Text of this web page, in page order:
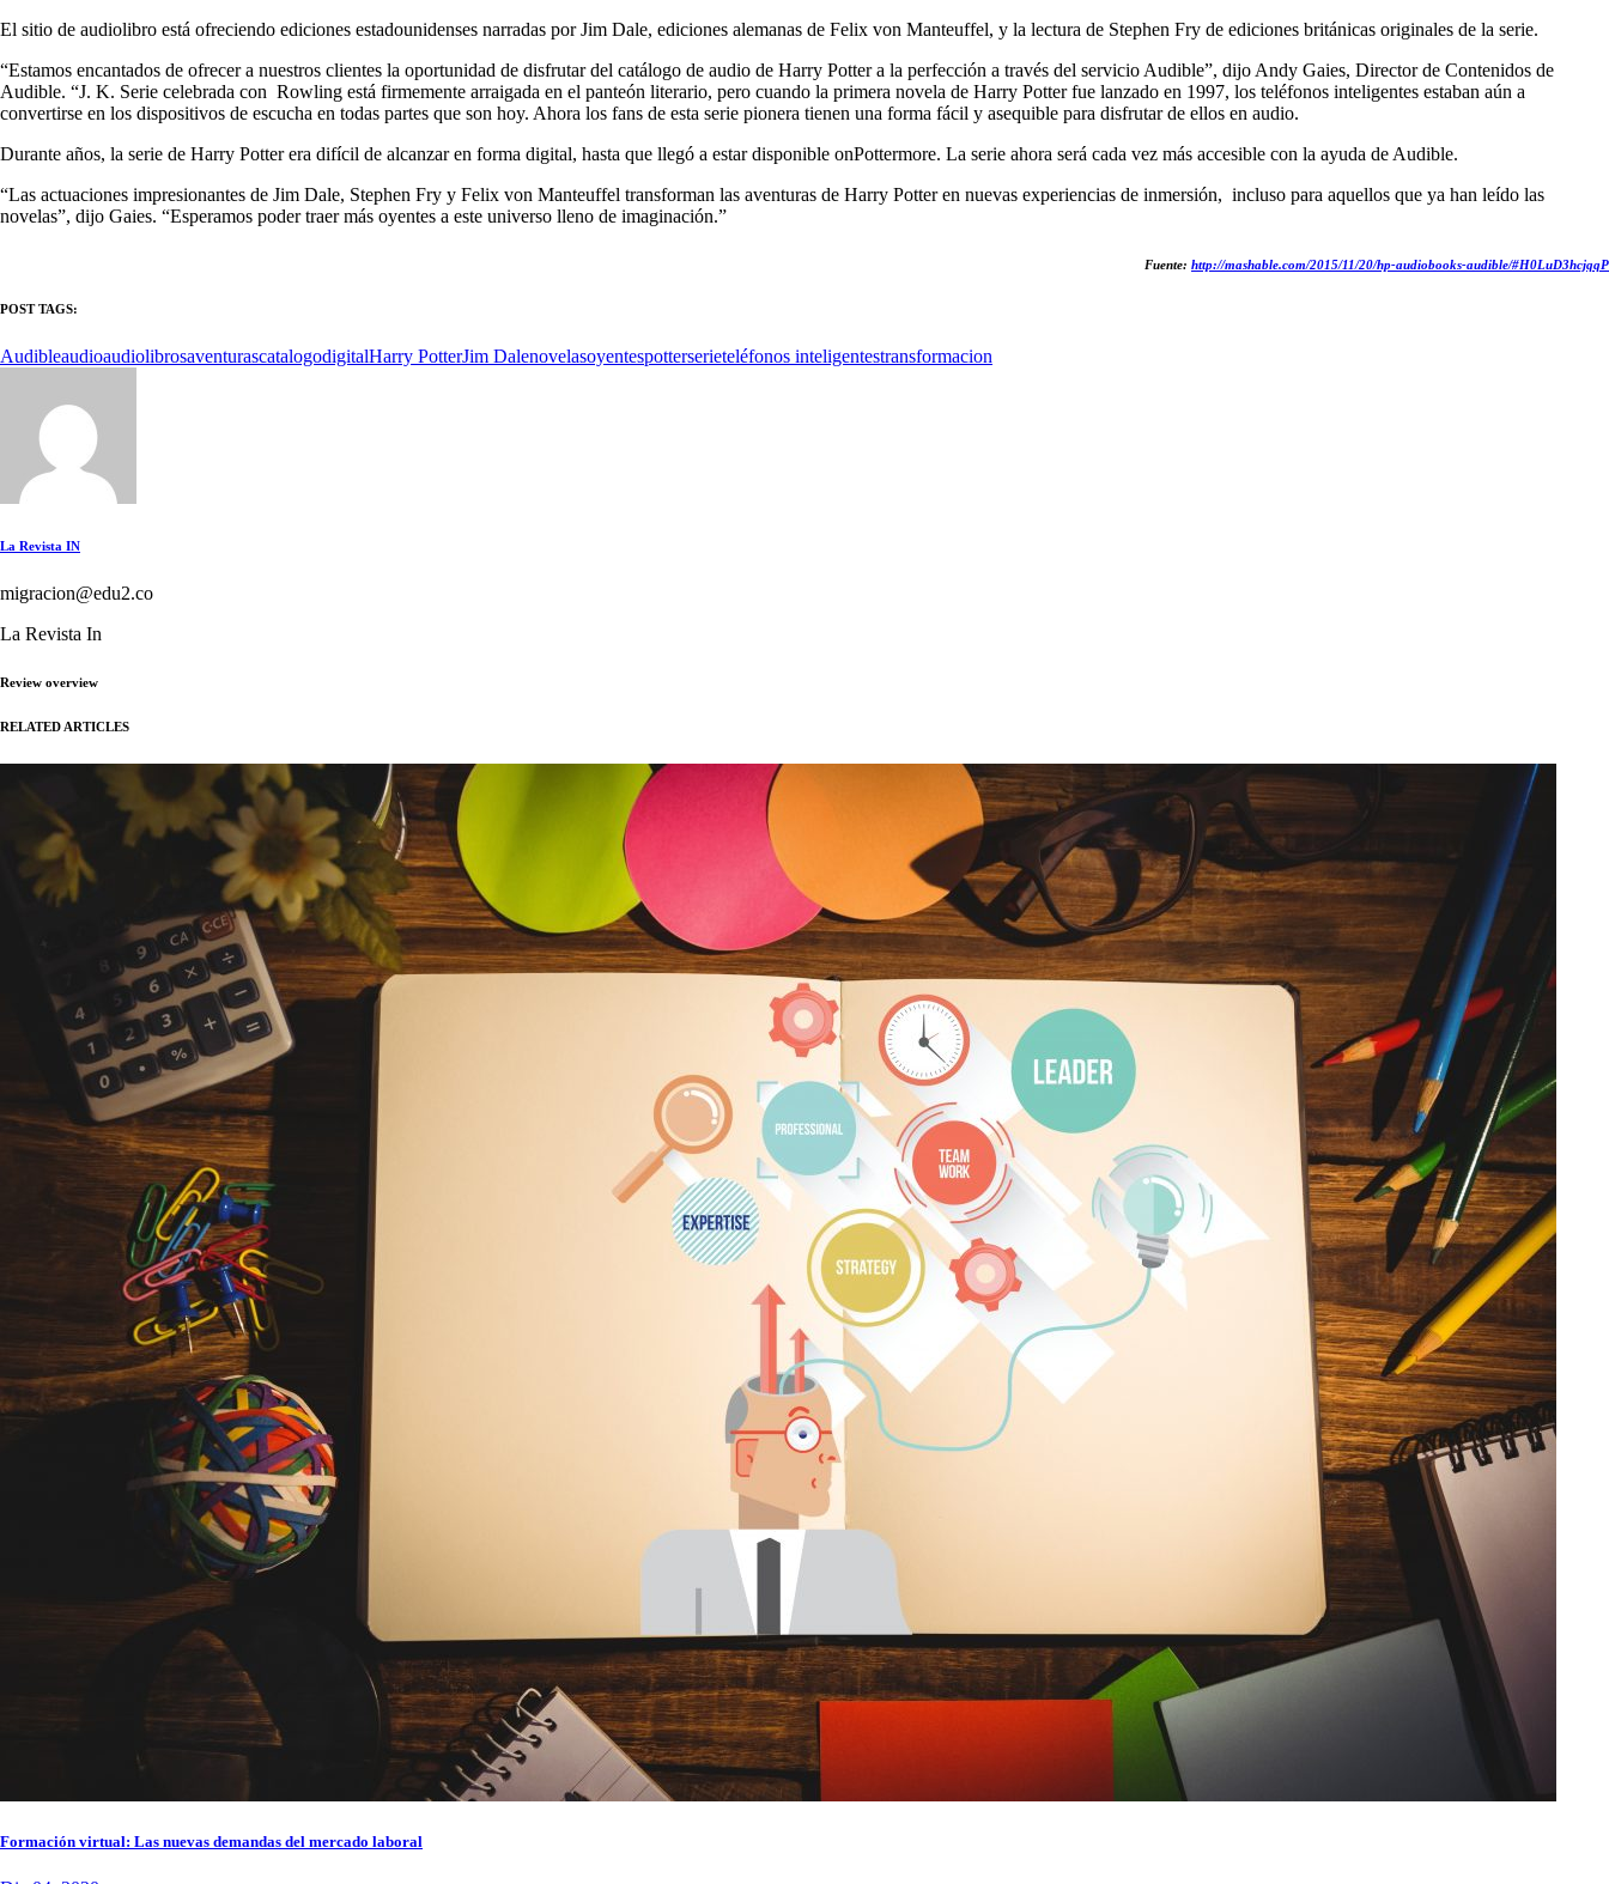
El sitio de audiolibro está ofreciendo ediciones estadounidenses narradas por Jim Dale, ediciones alemanas de Felix von Manteuffel, y la lectura de Stephen Fry de ediciones británicas originales de la serie.
“Estamos encantados de ofrecer a nuestros clientes la oportunidad de disfrutar del catálogo de audio de Harry Potter a la perfección a través del servicio Audible”, dijo Andy Gaies, Director de Contenidos de
Audible. “J. K. Serie celebrada con Rowling está firmemente arraigada en el panteón literario, pero cuando la primera novela de Harry Potter fue lanzado en 1997, los teléfonos inteligentes estaban aún a
convertirse en los dispositivos de escucha en todas partes que son hoy. Ahora los fans de esta serie pionera tienen una forma fácil y asequible para disfrutar de ellos en audio.
Durante años, la serie de Harry Potter era difícil de alcanzar en forma digital, hasta que llegó a estar disponible onPottermore. La serie ahora será cada vez más accesible con la ayuda de Audible.
“Las actuaciones impresionantes de Jim Dale, Stephen Fry y Felix von Manteuffel transforman las aventuras de Harry Potter en nuevas experiencias de inmersión, incluso para aquellos que ya han leído las
novelas”, dijo Gaies. “Esperamos poder traer más oyentes a este universo lleno de imaginación.”
Fuente: http://mashable.com/2015/11/20/hp-audiobooks-audible/#H0LuD3hcjqqP
POST TAGS:
AudibleaudioaudiolibrosaventurascatalogodigitalHarry PotterJim Dalenovelasoyentespotterserieteléfonos inteligentestransformacion
La Revista IN
migracion@edu2.co
La Revista In
Review overview
RELATED ARTICLES
Formación virtual: Las nuevas demandas del mercado laboral